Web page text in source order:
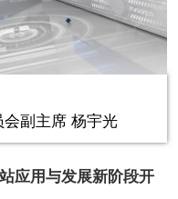
Picture-
Picture
会副主席 杨宇光
应用与发展新阶段开